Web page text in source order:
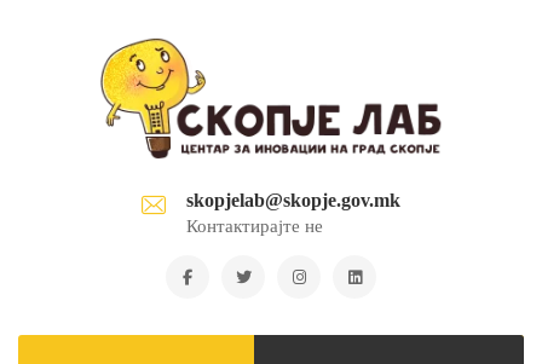
skopjelab@skopje.gov.mk
Контактирајте не